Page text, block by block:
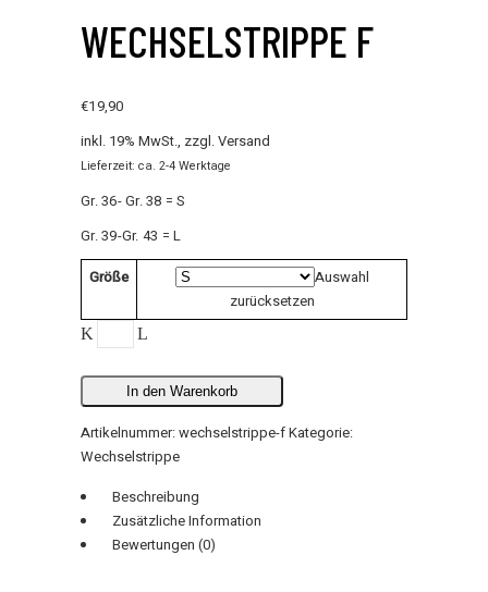
WECHSELSTRIPPE F
€19,90
inkl. 19% MwSt. zzgl.Versand
Lieferzeit: ca. 2-4 Werktage
Gr. 36- Gr. 38 = S
Gr. 39-Gr. 43 = L
Größe
Auswahl
zurücksetzen
Wechselstrippe
quantity
In den Warenkorb
Artikelnummer:wechselstrippe-fKategorie:
Wechselstrippe
Beschreibung
Zusätzliche Information
Bewertungen (0)